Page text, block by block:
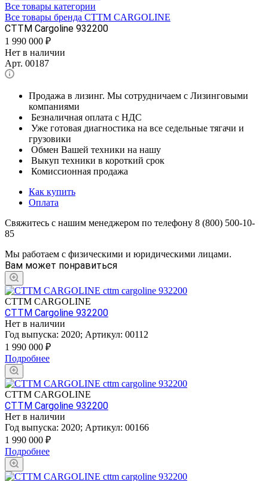
Все товары категории
Все товары бренда CTTM CARGOLINE
CTTM Cargoline 932200
1 990 000 ₽
Нет в наличии
Арт. 00187
Продажа в лизинг. Мы сотрудничаем с Лизинговыми
компаниями
Безналичная оплата с НДС
Уже готовая диагностика на все седельные тягачи и
грузовики
Обмен Вашей техники на нашу
Выкуп техники в короткий срок
Комиссионная продажа
Как купить
Оплата
Свяжитесь с нашим менеджером по телефону 8 (800) 500-10-
85
Мы работаем с физическими и юридическими лицами.
Вам может понравиться
CTTM CARGOLINE
CTTM Cargoline 932200
Нет в наличии
Год выпуска: 2020; Артикул: 00112
1 990 000 ₽
Подробнее
CTTM CARGOLINE
CTTM Cargoline 932200
Нет в наличии
Год выпуска: 2020; Артикул: 00166
1 990 000 ₽
Подробнее